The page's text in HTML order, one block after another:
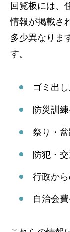
回覧板には、
情報が掲載さ
多少異なりま
す。
ゴミ出
防災訓
祭り・
防犯・
行政か
自治会